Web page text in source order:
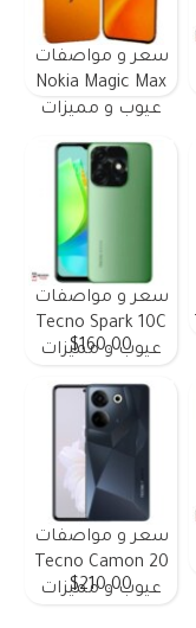
سعر و مواصفات
Nokia Magic Max
عيوب و مميزات
سعر و مواصفات
Tecno Spark 10C
عيوب و مميزات
$160.00
سعر و مواصفات
Tecno Camon 20
عيوب و مميزات
$210.00